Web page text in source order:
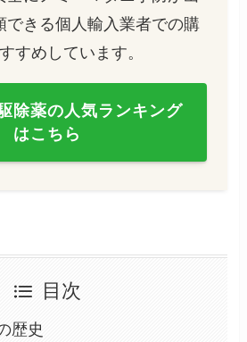
できる個人輸入業者での購
すめしています。
除薬の人気ランキング
はこちら
目次
歴史